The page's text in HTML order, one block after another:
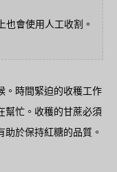
也會使用人工收割。
。時間緊迫的收穫工作
幫忙。收穫的甘蔗必須
於保持紅糖的品質。